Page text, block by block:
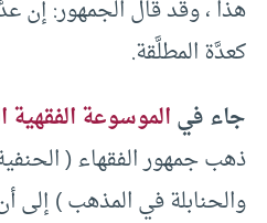
هذا ، وقد قال الجمهور: إن
كعدَّة المطلَّقة.
جاء فيالموسوعة الفقهية
ذهب جمهور الفقهاء ‏(‏
والحنابلة في المذهب ‏)‏ إلى